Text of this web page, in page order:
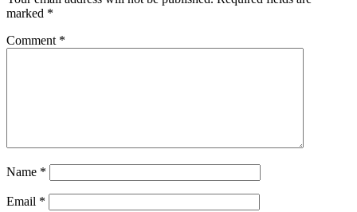
marked *
Comment *
Name *
Email *